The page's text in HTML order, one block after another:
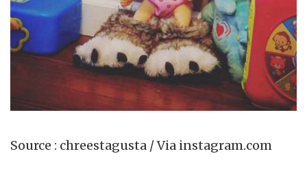
Source : chreestagusta / Via instagram.com